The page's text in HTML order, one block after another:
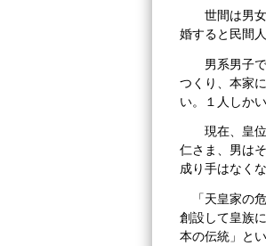
世間は男女
婚すると民間人
男系男子で
つくり、本家
い。１人しか
現在、皇位
仁さま、男は
成り手はなく
「天皇家の
創設して皇族
本の伝統」と